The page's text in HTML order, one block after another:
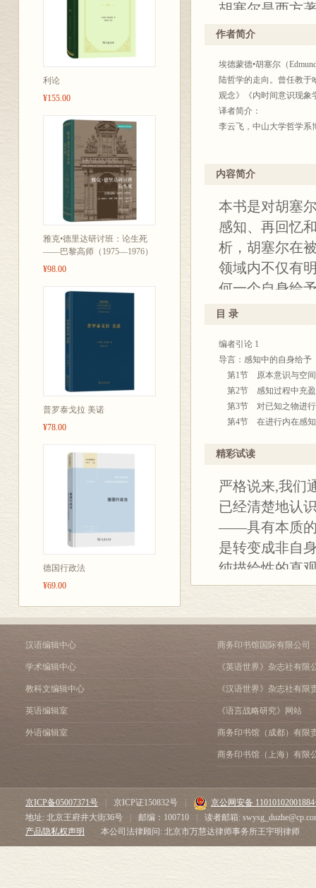
利论
¥155.00
雅克•德里达研讨班：论生死
——巴黎高师（1975—1976）
¥98.00
普罗泰戈拉 美诺
¥78.00
德国行政法
¥69.00
胡塞尔是西方
风潮。中文版
2. 优秀译者信
本书据胡塞尔
胡塞尔研究多
尔原文风貌，
作者简介
埃德蒙德•胡塞尔（
陆哲学的走向。曾任教于
观念》《内时间意识现象
译者简介：
李云飞，中山大学哲学系
内容简介
本书是对胡塞
感知、再回忆
析，胡塞尔在
领域内不仅有
何一个自身给
自身给予重又
乎“绝不会达到
论一个真实的
超出瞬间的意
的真理，胡塞
忆如何辨明自
内的争执的说
在系统的真实
源”问题的发生
目 录
编者引论 1
导言：感知中的自身给
第1节 原本意识与空
第2节 感知过程中充
第3节 对已知之物进
第4节 在进行内在感知
第一章 否定样式 45
第6节 局部充实——由
第7节 回溯性地抹掉仍
第二章 怀疑样式 55
第8节 具有相同原素成
第9节 通过过渡到已确
第三章 可能性样式 63
第13节 在与诉求性的可
第四章 被动的变式与主
第15节 疑问作为经由
第二部分 明见性
第一章 充实的结构 95
第16节 充实：空乏表
第17节 对可能的直观
第18节 对空乏表象之
第二章 被动的意向及其
第22节 意向与被意指
精彩试读
严格说来,我们
已经清楚地认
——具有本质的
是转变成非自
纯描绘性的直
考虑的综合所
上的意向——的
实,它在自身给
验了的意向。
程中,感知与感
一性,我们在各
束(Strahl)与其
当时的“意识
瞄准的意向或
汉语编辑中心
学术编辑中心
教科文编辑中心
英语编辑室
外语编辑室
商务印书馆国际有限公司
《英语世界》杂志社有限
《汉语世界》杂志社有限
《语言战略研究》网站
商务印书馆（成都）有限
商务印书馆（上海）有限
京ICP备05007371号 京ICP证150832号
京公网安备
地址: 北京王府井大街36号
邮编：100710
读者邮箱:
产品隐私权声明
本公司法律顾问: 北京市万慧达律师事务所王宇明律师